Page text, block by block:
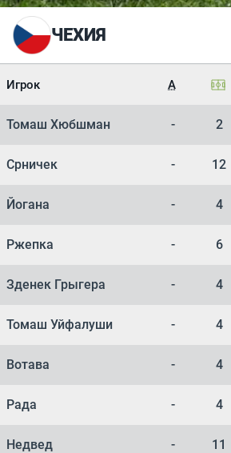
ЧЕХИЯ
Игрок А
Томаш Хюбшман - 2
Срничек - 12
Йогана - 4
Ржепка - 6
Зденек Грыгера - 4
Томаш Уйфалуши - 4
Вотава - 4
Рада - 4
Недвед - 11